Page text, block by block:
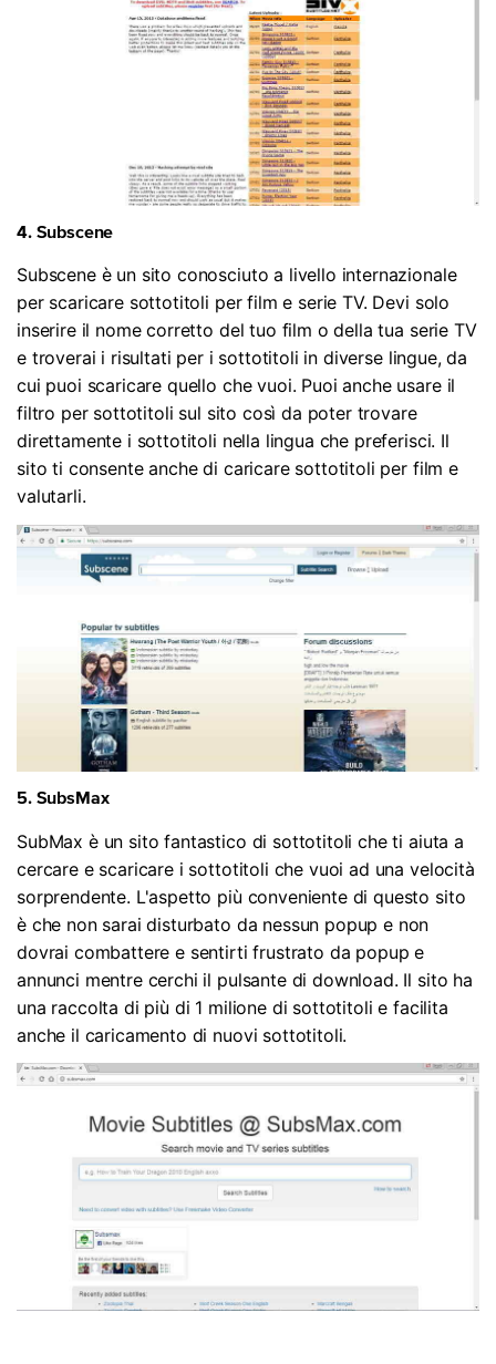
4. Subscene
Subscene è un sito conosciuto a livello internazionale
per scaricare sottotitoli per film e serie TV. Devi solo
inserire il nome corretto del tuo film o della tua serie TV
e troverai i risultati per i sottotitoli in diverse lingue, da
cui puoi scaricare quello che vuoi. Puoi anche usare il
filtro per sottotitoli sul sito così da poter trovare
direttamente i sottotitoli nella lingua che preferisci. Il
sito ti consente anche di caricare sottotitoli per film e
valutarli.
5. SubsMax
SubMax è un sito fantastico di sottotitoli che ti aiuta a
cercare e scaricare i sottotitoli che vuoi ad una velocità
sorprendente. L'aspetto più conveniente di questo sito
è che non sarai disturbato da nessun popup e non
dovrai combattere e sentirti frustrato da popup e
annunci mentre cerchi il pulsante di download. Il sito ha
una raccolta di più di 1 milione di sottotitoli e facilita
anche il caricamento di nuovi sottotitoli.